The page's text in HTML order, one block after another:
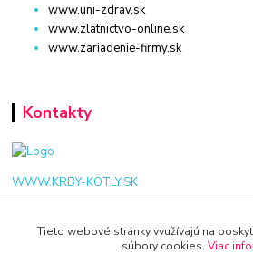
www.uni-zdrav.sk
www.zlatnictvo-online.sk
www.zariadenie-firmy.sk
Kontakty
WWW.KRBY-KOTLY.SK
Tieto webové stránky využívajú na
súbory cookies. Viac